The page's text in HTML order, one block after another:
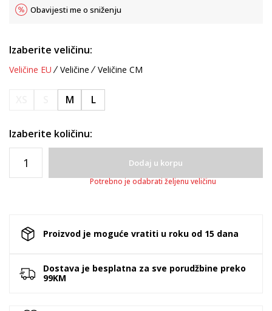
Obavijesti me o sniženju
Izaberite veličinu:
Veličine EU Veličine Veličine CM
M L
Izaberite količinu:
Dodaj u korpu
Potrebno je odabrati željenu veličinu
Proizvod je moguće vratiti u roku od 15 dana
Dostava je besplatna za sve porudžbine preko
99KM